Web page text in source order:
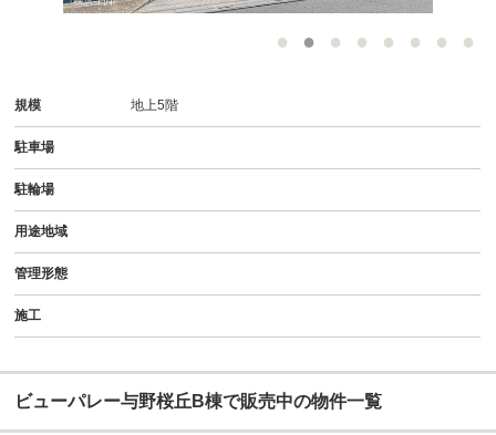
規模 地上5階
駐車場
駐輪場
用途地域
管理形態
施工
ビューパレー与野桜丘B棟で販売中の物件一覧